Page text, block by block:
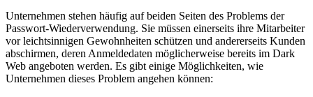
Unternehmen stehen häufig auf beiden Seiten des Problems der
Passwort-Wiederverwendung. Sie müssen einerseits ihre Mitarbeiter
vor leichtsinnigen Gewohnheiten schützen und andererseits Kunden
abschirmen, deren Anmeldedaten möglicherweise bereits im Dark
Web angeboten werden. Es gibt einige Möglichkeiten, wie
Unternehmen dieses Problem angehen können: